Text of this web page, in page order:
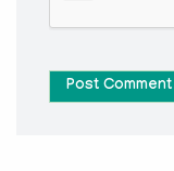
Post Comment